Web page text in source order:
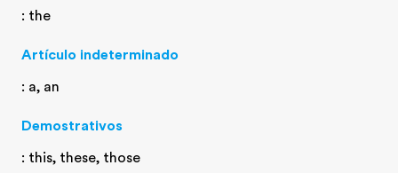
: the
Artículo indeterminado
: a, an
Demostrativos
: this, these, those